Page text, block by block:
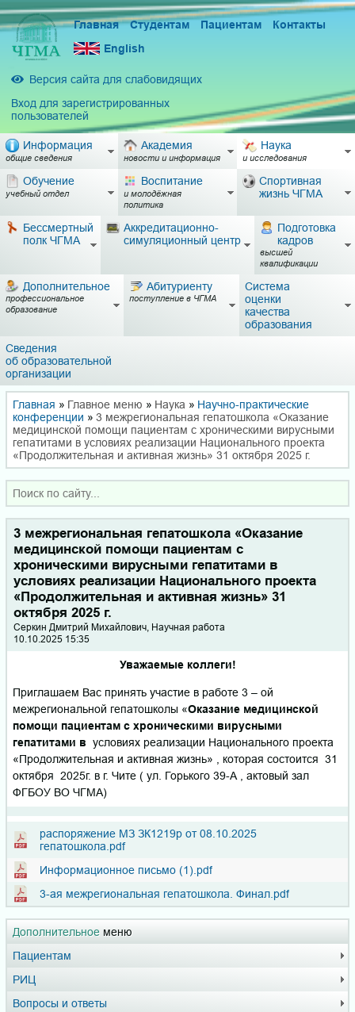
Главная Студентам Пациентам
Контакты
English
Версия сайта для слабовидящих
Вход для зарегистрированных
пользователей
Информация
общие сведения
Академия
новости и информация
Наука
и исследования
Обучение
учебный отдел
Воспитание
и молодёжная
политика
Спортивная
жизнь ЧГМА
Бессмертный
полк ЧГМА
Аккредитационно-
симуляционный центр
Подготовка
кадров
высшей
квалификации
Дополнительное
профессиональное
образование
Абитуриенту
поступление в ЧГМА
Система
оценки
качества
образования
Сведения
об образовательной
организации
Главная » Главное меню » Наука » Научно-практические
конференции » 3 межрегиональная гепатошкола «Оказание
медицинской помощи пациентам с хроническими вирусными
гепатитами в условиях реализации Национального проекта
«Продолжительная и активная жизнь» 31 октября 2025 г.
Дополнительное меню
Пациентам
РИЦ
Вопросы и ответы
3 межрегиональная гепатошкола «Оказание
медицинской помощи пациентам с
хроническими вирусными гепатитами в
условиях реализации Национального проекта
«Продолжительная и активная жизнь» 31
октября 2025 г.
Серкин Дмитрий Михайлович, Научная работа
10.10.2025 15:35
Уважаемые коллеги!
Приглашаем Вас принять участие в работе 3 – ой
межрегиональной гепатошколы «Оказание медицинской
помощи пациентам с хроническими вирусными
гепатитами в условиях реализации Национального проекта
«Продолжительная и активная жизнь» , которая состоится 31
октября 2025г. в г. Чите ( ул. Горького 39-А , актовый зал
ФГБОУ ВО ЧГМА)
распоряжение МЗ ЗК1219р от 08.10.2025
гепатошкола.pdf
Информационное письмо (1).pdf
3-ая межрегиональная гепатошкола. Финал.pdf